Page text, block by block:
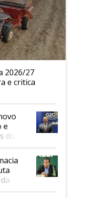
2026/27
e critica
e
do